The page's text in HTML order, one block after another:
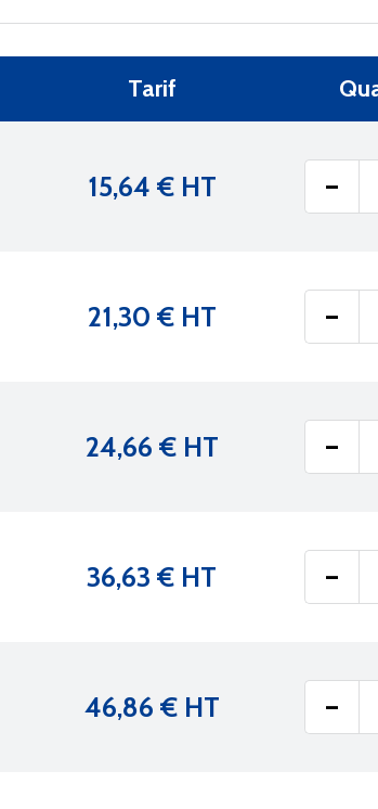
Tarif
15,64 € HT -
21,30 € HT -
24,66 € HT -
36,63 € HT -
46,86 € HT -